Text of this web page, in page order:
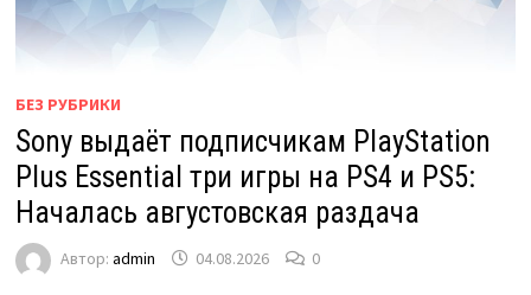
БЕЗ РУБРИКИ
Sony выдаёт подписчикам PlayStation
Plus Essential три игры на PS4 и PS5:
Началась августовская раздача
Автор: admin 04.08.2026 0